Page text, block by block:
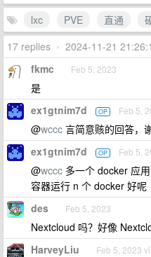
lxc
PVE 直通
17 replies • 2024-11-21
fkmc Feb 5, 2023
是
ex1gtnim7d OP Feb 5,
@wccc 言简意赅的回答，
ex1gtnim7d OP Feb 5,
@wccc 多一个 docker 应
容器运行 n 个 docker 好呢
des Feb 5, 2023
Nextcloud 吗？好像
HarveyLiu Feb 5, 2023